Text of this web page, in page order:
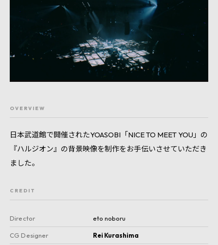
OVERVIEW
日本武道館で開催されたYOASOBI「NICE TO MEET YOU」の
『ハルジオン』の背景映像を制作をお手伝いさせていただき
ました。
CREDIT
Director eto noboru
CG Designer Rei Kurashima